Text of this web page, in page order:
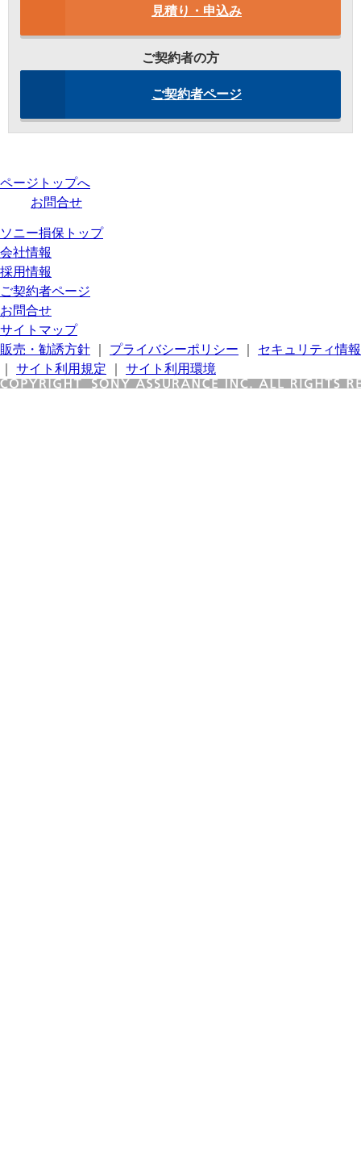
見積り・申込み
ご契約者の方
ご契約者ページ
ページトップへ
お問合せ
ソニー損保トップ
会社情報
採用情報
ご契約者ページ
お問合せ
サイトマップ
販売・勧誘方針
プライバシーポリシー
セキュリティ情報
サイト利用規定 サイト利用環境